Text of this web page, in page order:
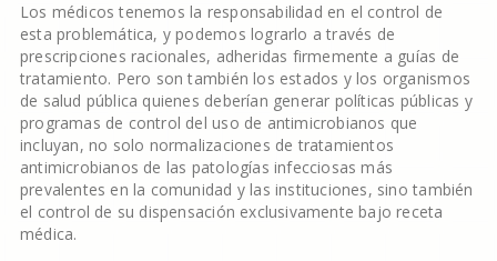
Los médicos tenemos la responsabilidad en el control de
esta problemática, y podemos lograrlo a través de
prescripciones racionales, adheridas firmemente a guías de
tratamiento. Pero son también los estados y los organismos
de salud pública quienes deberían generar políticas públicas y
programas de control del uso de antimicrobianos que
incluyan, no solo normalizaciones de tratamientos
antimicrobianos de las patologías infecciosas más
prevalentes en la comunidad y las instituciones, sino también
el control de su dispensación exclusivamente bajo receta
médica.